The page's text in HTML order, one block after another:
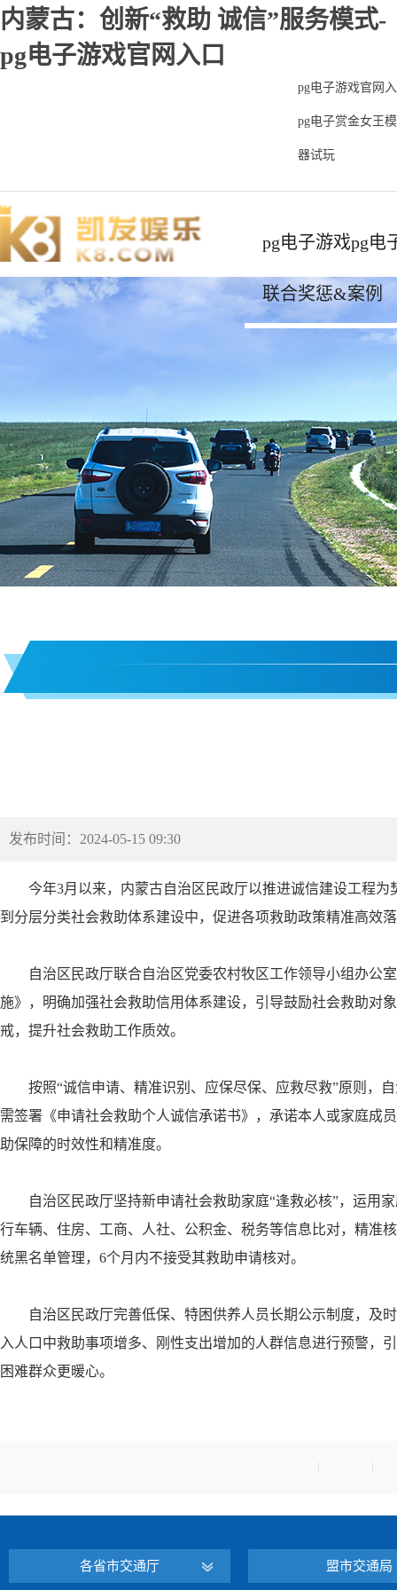
内蒙古：创新“救助 诚信”服务模式-
pg电子游戏官网入口
pg电子游戏官网
pg电子赏金女王
器试玩
pg电子游戏pg电
联合奖惩&案例
发布时间：2024-05-15 09:30
今年3月以来，内蒙古自治区民政厅以推进诚信建设工程
到分层分类社会救助体系建设中，促进各项救助政策精准高效
自治区民政厅联合自治区党委农村牧区工作领导小组办公
施》，明确加强社会救助信用体系建设，引导鼓励社会救助对
戒，提升社会救助工作质效。
按照“诚信申请、精准识别、应保尽保、应救尽救”原则，
需签署《申请社会救助个人诚信承诺书》，承诺本人或家庭成
助保障的时效性和精准度。
自治区民政厅坚持新申请社会救助家庭“逢救必核”，运用
行车辆、住房、工商、人社、公积金、税务等信息比对，精准
统黑名单管理，6个月内不接受其救助申请核对。
自治区民政厅完善低保、特困供养人员长期公示制度，及
入人口中救助事项增多、刚性支出增加的人群信息进行预警，
困难群众更暖心。
各省市交通厅 盟市交通局